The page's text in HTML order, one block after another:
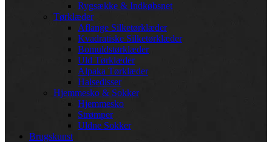
Rygsække & Indkøbsnet
Tørklæder
Aflange Silketørklæder
Kvadratiske Silketørklæder
Bomuldstørklæder
Uld Tørklæder
Alpaka Tørklæder
Halsedisser
Hjemmesko & Sokker
Hjemmesko
Strømper
Uldne Sokker
Brugskunst